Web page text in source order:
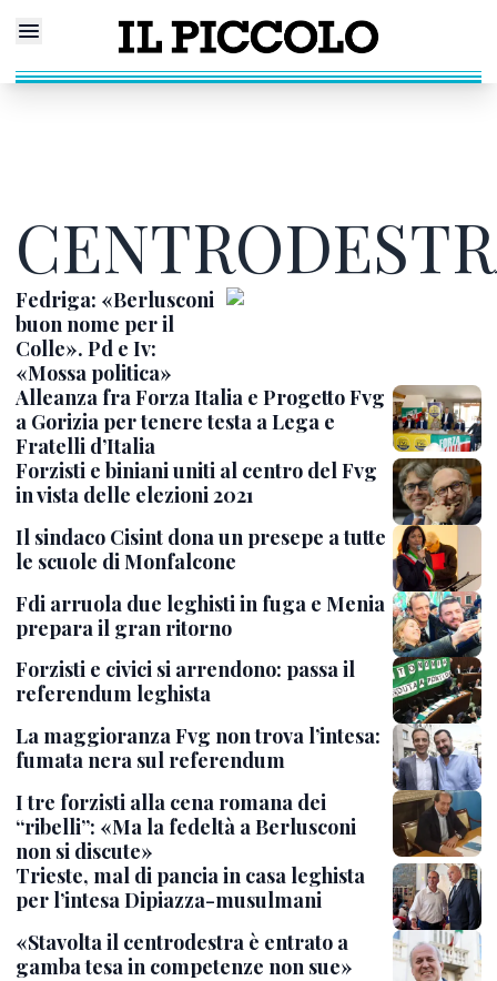
Fedriga: «Berlusconi
buon nome per il
Colle». Pd e Iv:
«Mossa politica»
Alleanza fra Forza Italia e Progetto Fvg
a Gorizia per tenere testa a Lega e
Fratelli d’Italia
Forzisti e biniani uniti al centro del Fvg
in vista delle elezioni 2021
Il sindaco Cisint dona un presepe a tutte
le scuole di Monfalcone
Fdi arruola due leghisti in fuga e Menia
prepara il gran ritorno
Forzisti e civici si arrendono: passa il
referendum leghista
La maggioranza Fvg non trova l’intesa:
fumata nera sul referendum
I tre forzisti alla cena romana dei
“ribelli”: «Ma la fedeltà a Berlusconi
non si discute»
Trieste, mal di pancia in casa leghista
per l’intesa Dipiazza-musulmani
«Stavolta il centrodestra è entrato a
gamba tesa in competenze non sue»